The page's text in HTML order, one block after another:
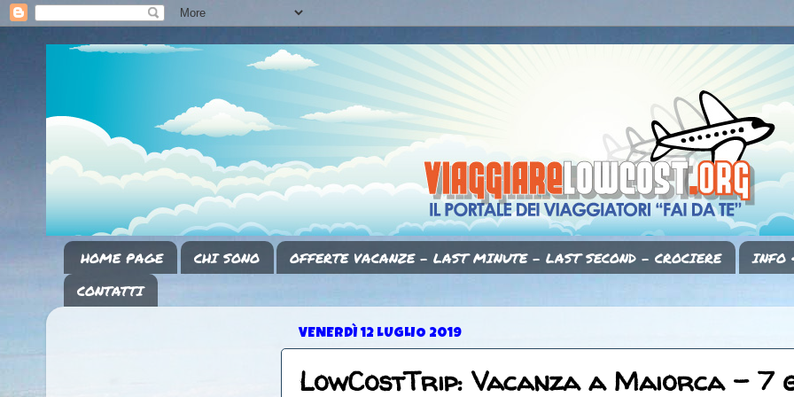
HOME PAGE CHI SONO OFFERTE VACANZE - LAST MINUTE - LAST SECOND - CROCIERE
INFO
CONTATTI
VENERDÌ 12 LUGLIO 2019
LowCostTrip: Vacanza a Maiorca - 7